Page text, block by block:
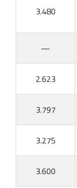
3.480
—
2.623
3.797
3.275
3.600